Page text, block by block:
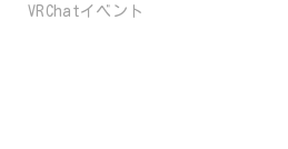
VRChatイベント